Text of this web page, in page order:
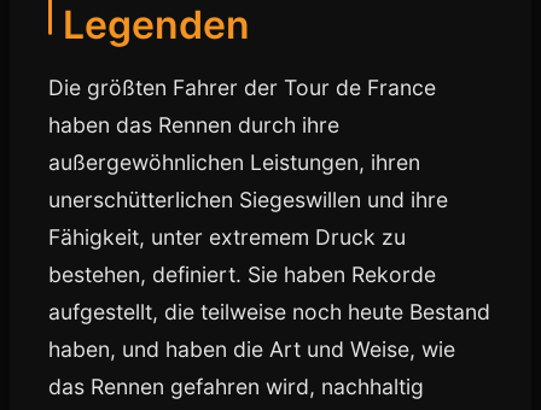
Legenden
Die größten Fahrer der Tour de France
haben das Rennen durch ihre
außergewöhnlichen Leistungen, ihren
unerschütterlichen Siegeswillen und ihre
Fähigkeit, unter extremem Druck zu
bestehen, definiert. Sie haben Rekorde
aufgestellt, die teilweise noch heute Bestand
haben, und haben die Art und Weise, wie
das Rennen gefahren wird, nachhaltig